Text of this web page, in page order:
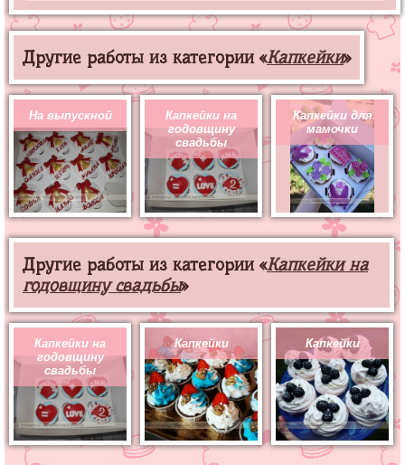
Другие работы из категории «Капкейки»
На выпускной
Капкейки на
годовщину
свадьбы
Капкейки для
мамочки
Другие работы из категории «Капкейки на
годовщину свадьбы»
Капкейки на
годовщину
свадьбы
Капкейки Капкейки